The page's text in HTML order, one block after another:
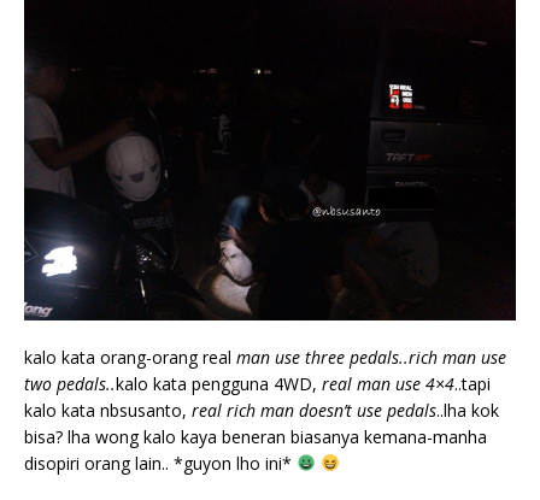
kalo kata orang-orang real man use three pedals..rich man use
two pedals..kalo kata pengguna 4WD, real man use 4×4..tapi
kalo kata nbsusanto, real rich man doesn’t use pedals..lha kok
bisa? lha wong kalo kaya beneran biasanya kemana-manha
disopiri orang lain.. *guyon lho ini*